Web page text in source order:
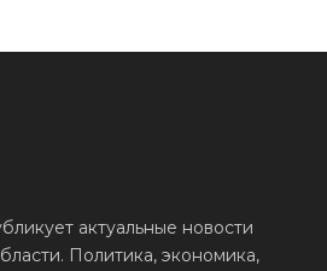
актуальные новости
Политика, экономика,